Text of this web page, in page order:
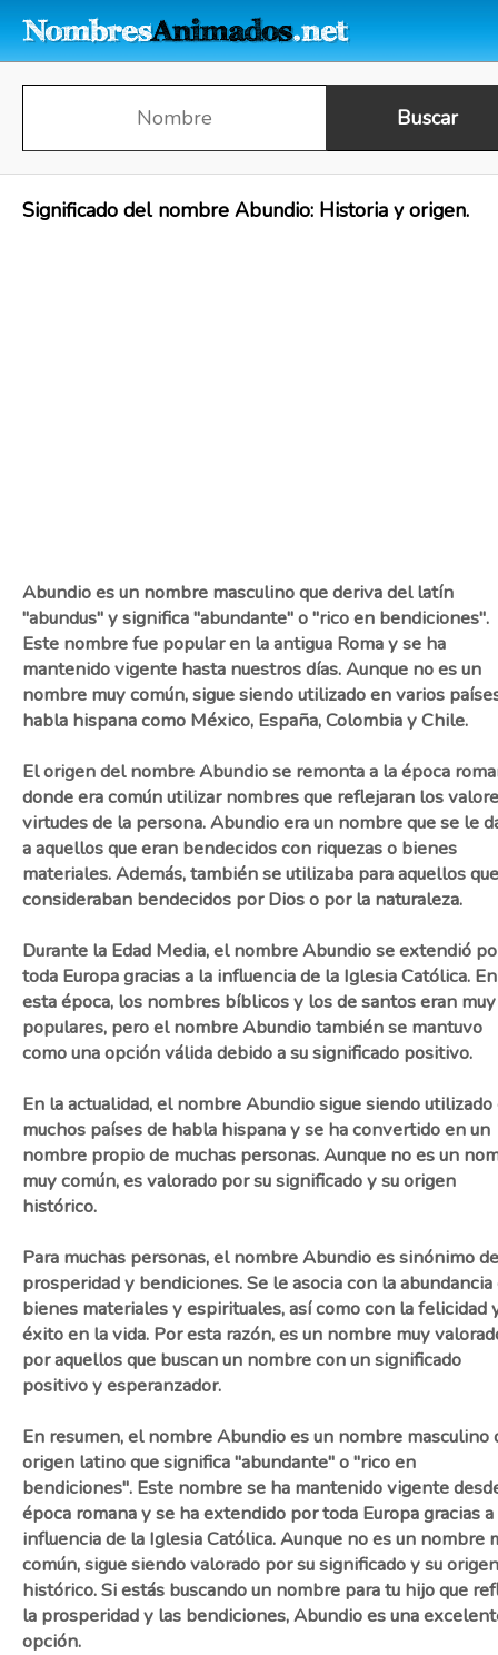
Significado del nombre Abundio: Historia y origen.
Abundio es un nombre masculino que deriva del latín
"abundus" y significa "abundante" o "rico en bendiciones".
Este nombre fue popular en la antigua Roma y se ha
mantenido vigente hasta nuestros días. Aunque no es un
nombre muy común, sigue siendo utilizado en varios
habla hispana como México, España, Colombia y Chile.
El origen del nombre Abundio se remonta a la época
donde era común utilizar nombres que reflejaran los
virtudes de la persona. Abundio era un nombre que se le
a aquellos que eran bendecidos con riquezas o bienes
materiales. Además, también se utilizaba para aquellos
consideraban bendecidos por Dios o por la naturaleza.
Durante la Edad Media, el nombre Abundio se extendió
toda Europa gracias a la influencia de la Iglesia Católica. En
esta época, los nombres bíblicos y los de santos eran muy
populares, pero el nombre Abundio también se mantuvo
como una opción válida debido a su significado positivo.
En la actualidad, el nombre Abundio sigue siendo utilizado
muchos países de habla hispana y se ha convertido en un
nombre propio de muchas personas. Aunque no es un
muy común, es valorado por su significado y su origen
histórico.
Para muchas personas, el nombre Abundio es sinónimo de
prosperidad y bendiciones. Se le asocia con la abundancia
bienes materiales y espirituales, así como con la felicidad
éxito en la vida. Por esta razón, es un nombre muy
por aquellos que buscan un nombre con un significado
positivo y esperanzador.
En resumen, el nombre Abundio es un nombre masculino
origen latino que significa "abundante" o "rico en
bendiciones". Este nombre se ha mantenido vigente
época romana y se ha extendido por toda Europa gracias a
influencia de la Iglesia Católica. Aunque no es un nombre
común, sigue siendo valorado por su significado y su origen
histórico. Si estás buscando un nombre para tu hijo que
la prosperidad y las bendiciones, Abundio es una
opción.